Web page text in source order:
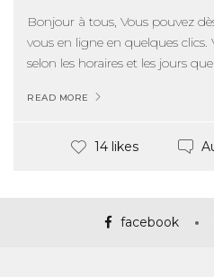
Bonjour à tous, Vous pouvez
vous en ligne en quelques
selon les horaires et les jours
READ MORE
14 likes
facebook